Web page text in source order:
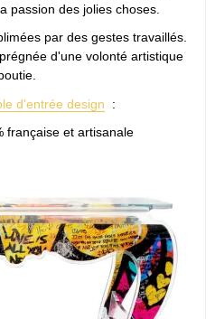
passion des jolies choses.
par des gestes travaillés.
d'une volonté artistique
d'entrée design :
française et artisanale